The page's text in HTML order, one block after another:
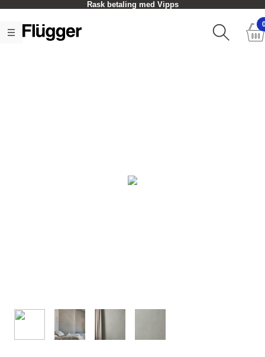
Rask betaling med Vipps